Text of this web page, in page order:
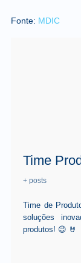
Fonte: MDIC
Time
+ posts
Time de
soluções
produtos! 😉 🤘